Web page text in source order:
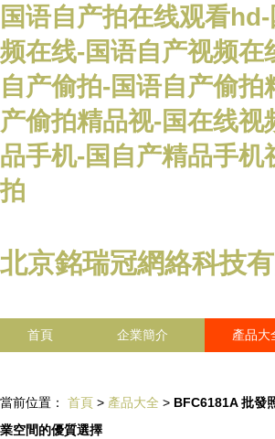
国语自产拍在线观看
频在线-国语自产视频在
自产偷拍-国语自产偷拍
产偷拍精品视-国在线视
品手机-国自产精品手机
拍
北京銘瑞冠網絡科技
首頁 企業簡介 產品大
當前位置： 首頁 > 產品大全 > BFC6181A 批發
業空間的優質選擇